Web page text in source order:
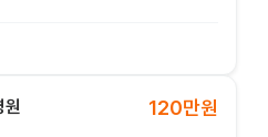
원 120만원